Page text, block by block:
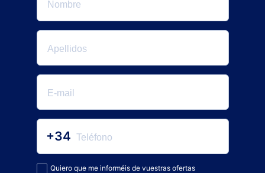
+34
Quiero que me informéis de vuestras ofertas